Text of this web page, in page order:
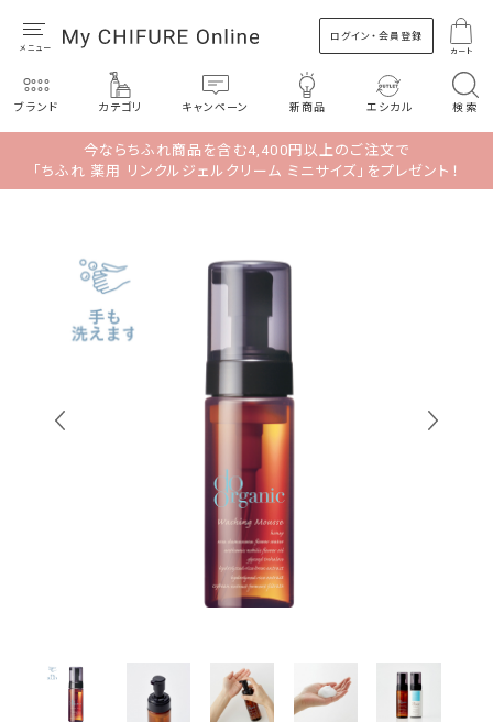
ログイン・会員登録
カート
ブランド カテゴリ キャンペーン 新商品 エシカル 検索
今ならちふれ商品を含む4,400円以上のご注文で
「ちふれ 薬用 リンクルジェルクリーム ミニサイズ」をプレゼント！